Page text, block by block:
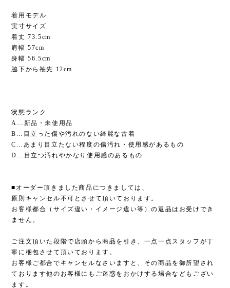
着用モデル
実寸サイズ
着丈 73.5cm
肩幅 57cm
身幅 56.5cm
脇下から袖先 12cm
状態ランク
A…新品・未使用品
B…目立った傷や汚れのない綺麗な古着
C…あまり目立たない程度の傷汚れ・使用感があるもの
D…目立つ汚れやかなり使用感のあるもの
■オーダー頂きました商品につきましては、
原則キャンセル不可とさせて頂いております。
お客様都合（サイズ違い・イメージ違い等）の返品はお受けでき
ません。
ご注文頂いた段階で店頭から商品を引き、一点一点スタッフが丁
寧に梱包させて頂いております。
お客様ご都合でキャンセルなさいますと、その商品を御所望され
ております他のお客様にもご迷惑をおかけする場合などもござい
ます。